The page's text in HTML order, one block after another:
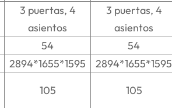
3 puertas, 4
asientos
3 puertas, 4
asientos
54 54
2894*1655*1595 2894*1655*1595
105 105